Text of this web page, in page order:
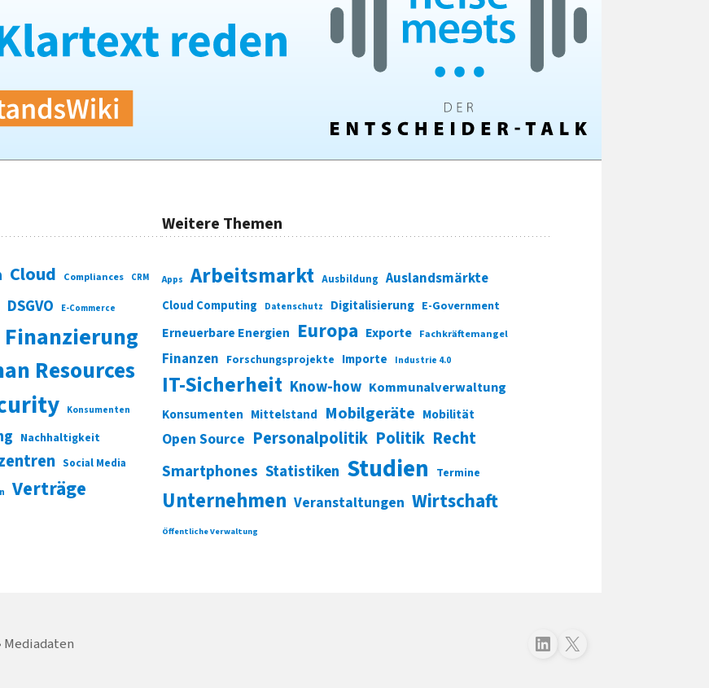
Cloud Compliances CRM
DSGVO E-Commerce
Finanzierung
Resources
Konsumenten
Nachhaltigkeit
Social Media
Verträge
Weitere Themen
Apps Arbeitsmarkt Ausbildung Auslandsmärkte
Cloud Computing Datenschutz Digitalisierung E-Government
Erneuerbare Energien Europa Exporte Fachkräftemangel
Finanzen Forschungsprojekte Importe Industrie 4.0
IT-Sicherheit Know-how Kommunalverwaltung
Konsumenten Mittelstand Mobilgeräte Mobilität
Open Source Personalpolitik Politik Recht
Smartphones Statistiken Studien Termine
Unternehmen Veranstaltungen Wirtschaft
Öffentliche Verwaltung
Folgen Sie uns auf LinkedInFolgen Sie uns auf X (Twitter)
Mediadaten